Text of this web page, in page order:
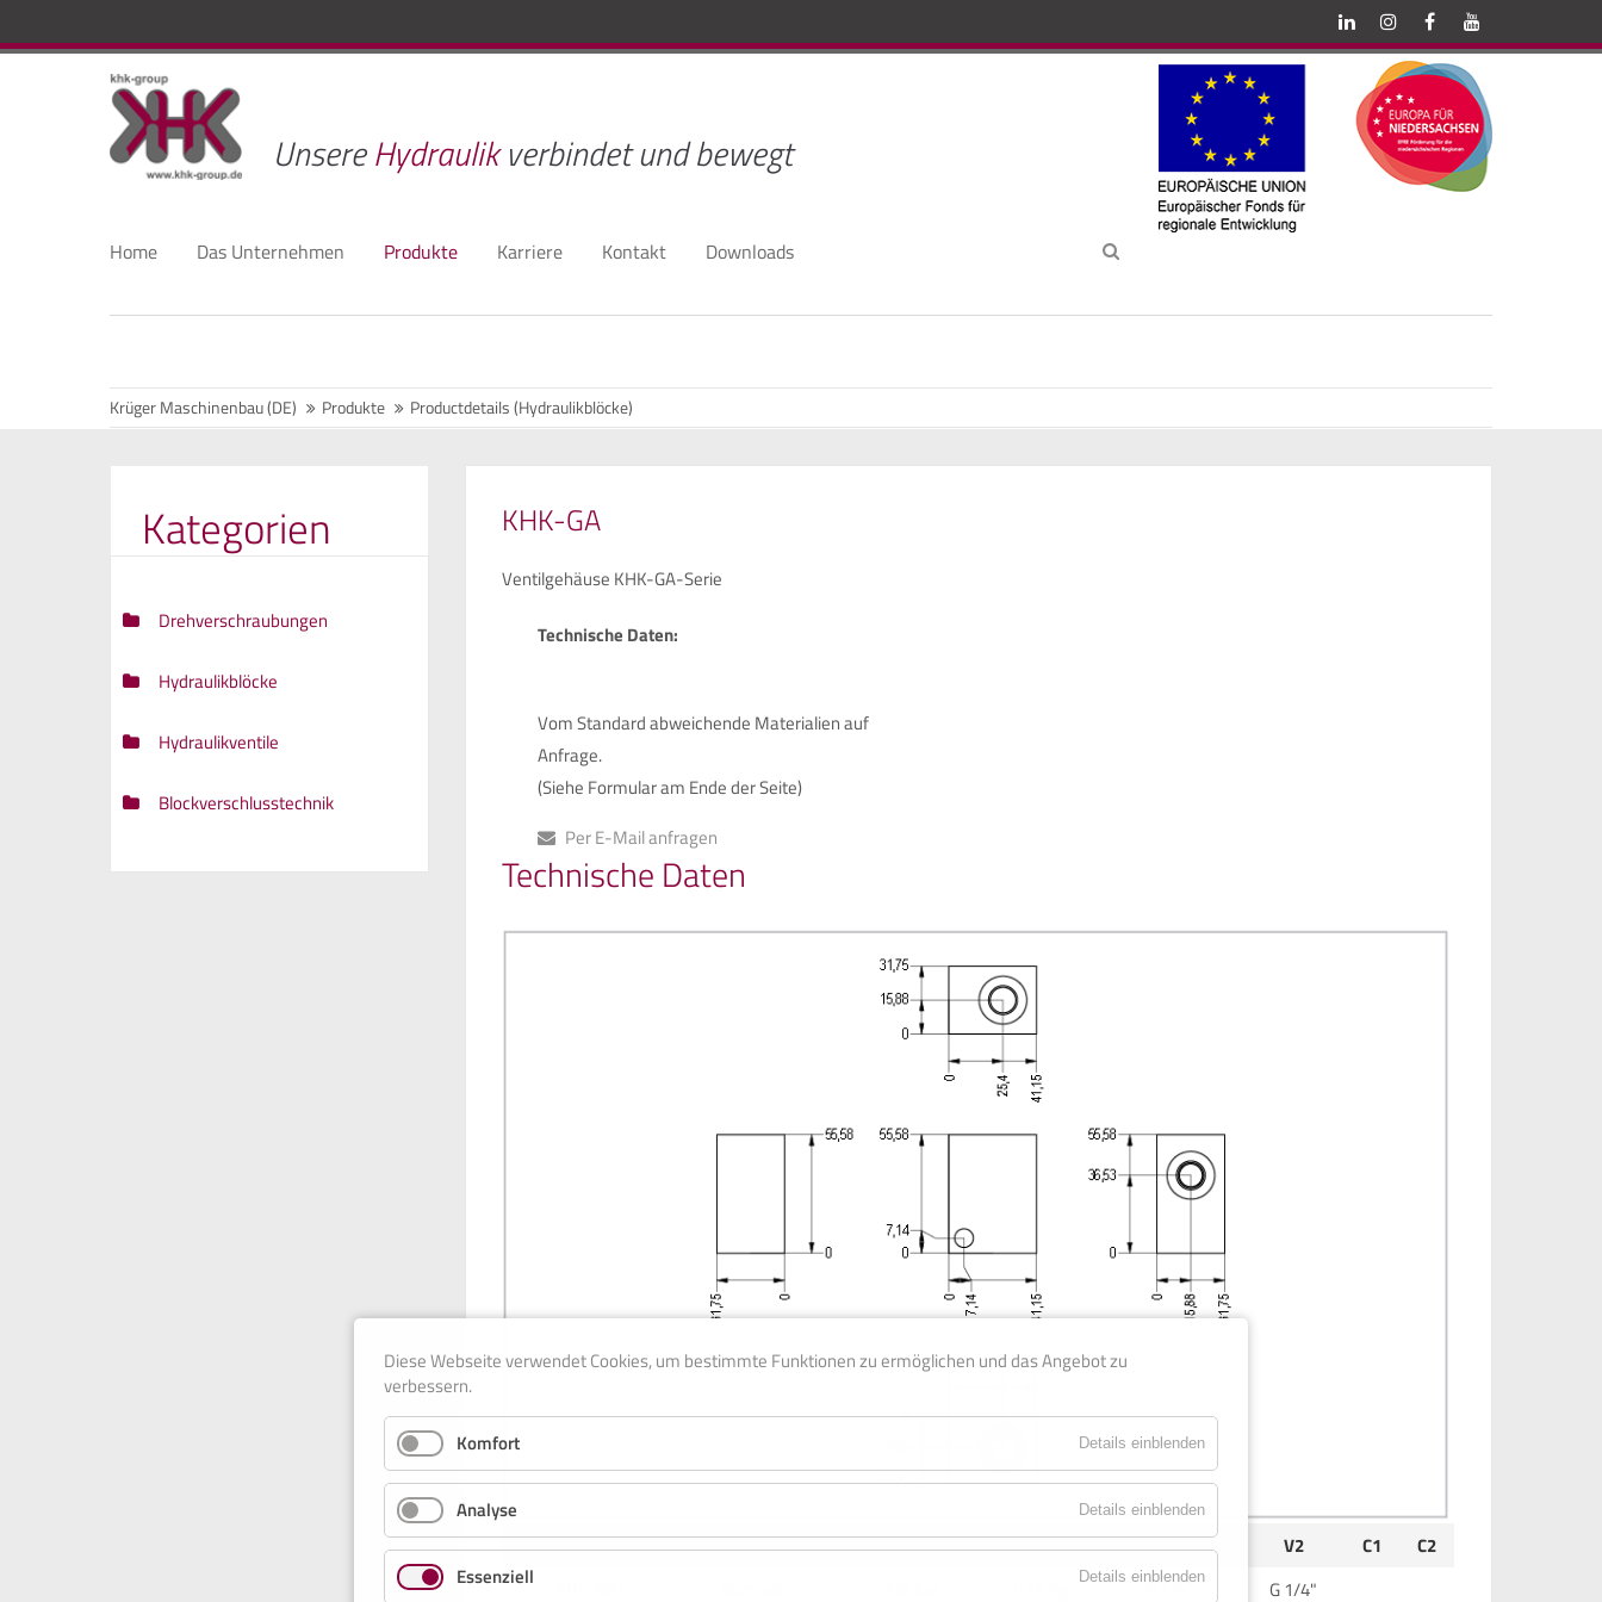
UnsereHydraulikverbindet und bewegt
Home Das Unternehmen Produkte Karriere Kontakt Downloads
Krüger Maschinenbau (DE) Produkte Productdetails (Hydraulikblöcke)
Kategorien
Drehverschraubungen
Hydraulikblöcke
Hydraulikventile
Blockverschlusstechnik
KHK-GA
Ventilgehäuse KHK-GA-Serie
Technische Daten:
Vom Standard abweichende Materialien auf
Anfrage.
(Siehe Formular am Ende der Seite)
Per E-Mail anfragen
Technische Daten
Code Material Pressure Weight Ports: V1 V2 C1
C2
G 1/4"
G 1/4"
Diese Webseite verwendet Cookies, um bestimmte Funktionen zu ermöglichen und das Angebot zu
verbessern.
Komfort Details einblenden
Analyse Details einblenden
Essenziell Details einblenden